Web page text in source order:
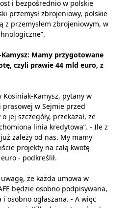
i bezpośrednio w polskie
przemysł zbrojeniowy, polskie
z przemysłem zbrojeniowym, w
Kamysz: Mamy przygotowane
czyli prawie 44 mld euro, z
Kosiniak-Kamysz, pytany w
w Sejmie przed
jej szczegóły, przekazał, że
linia kredytowa”. - Ile z
zależy od nas. My mamy
projekty na całą kwotę
- podkreślił.
że każda umowa w
będzie osobno podpisywana,
osobno ogłaszana. - A więc